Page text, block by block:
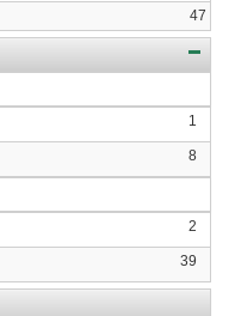
47
1
8
2
39